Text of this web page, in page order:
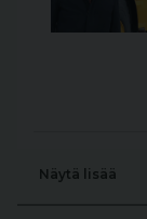
Näytä lisää